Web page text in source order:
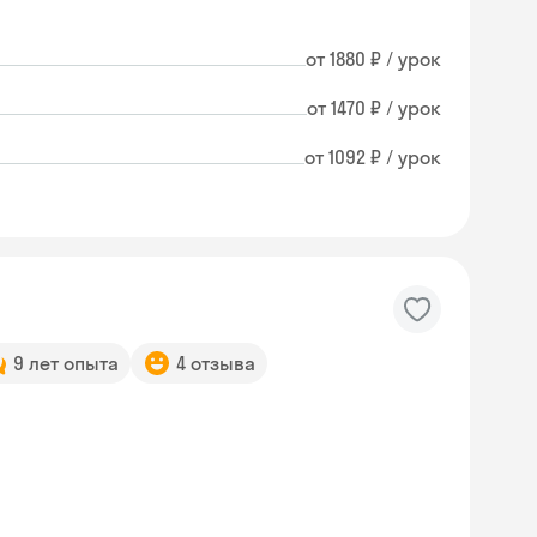
от 1880 ₽ / урок
от 1470 ₽ / урок
от 1092 ₽ / урок
9 лет опыта 4 отзыва